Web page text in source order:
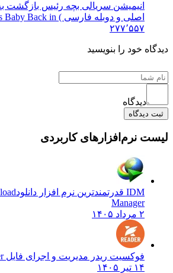
انیمیشن سریالی بچه رئیس بازگشت
اصلی و دوبله فارسی ) S02 Baby Back in
۲۷۷٬۵۵۷
دیدگاه خود را بنویسید
دیدگاه
ثبت دیدگاه
لیست نرم‌افزارهای کاربردی
IDM قدرتمندترین نرم افزار دانلود
Manager
۲ مرداد ۱۴۰۵
فوکسیت ریدر مدیریت و اجرای فایل PDF
۱۴ تیر ۱۴۰۵